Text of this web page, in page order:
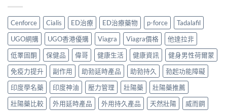
Cenforce Cialis ED治療 ED治療藥物 p-force
Tadalafil
UGO網購
UGO香港優購 Viagra Viagra價格
他達拉非
低睪固酮
保健品 偉哥 健康生活 健康資訊
健身男性荷爾蒙
免疫力提升
副作用 助勃延時產品 助勃持久
勃起功能障礙
印度學名藥
印度神油 壓力管理 壯陽藥
壯陽藥推薦
壯陽藥比較
外用延時產品 外用持久產品 天然壯陽 威而鋼